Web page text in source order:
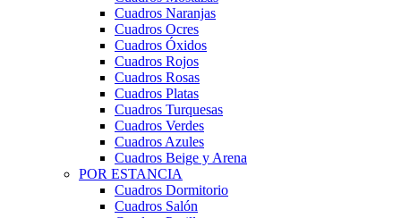
Cuadros Naranjas
Cuadros Ocres
Cuadros Óxidos
Cuadros Rojos
Cuadros Rosas
Cuadros Platas
Cuadros Turquesas
Cuadros Verdes
Cuadros Azules
Cuadros Beige y Arena
POR ESTANCIA
Cuadros Dormitorio
Cuadros Salón